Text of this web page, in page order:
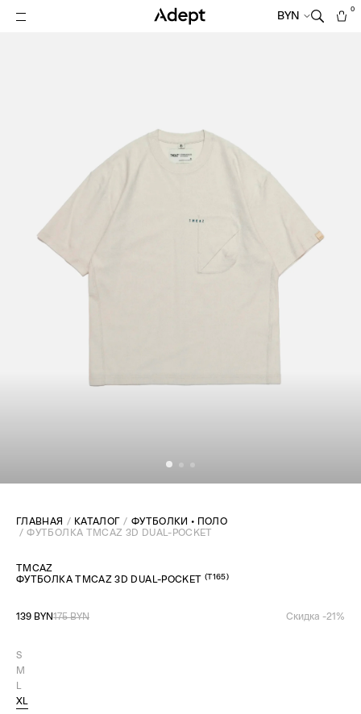
BYN
0
ГЛАВНАЯ КАТАЛОГ
ФУТБОЛКИ • ПОЛО
ФУТБОЛКА TMCAZ 3D DUAL-POCKET
TMCAZ
ФУТБОЛКА TMCAZ 3D DUAL-POCKET (T165)
139 BYN175 BYN Скидка -21 %
S
M
XL